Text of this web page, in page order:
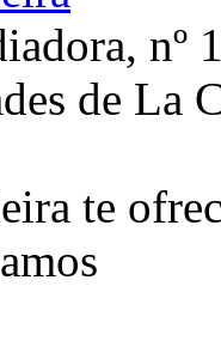
nº
de La
te